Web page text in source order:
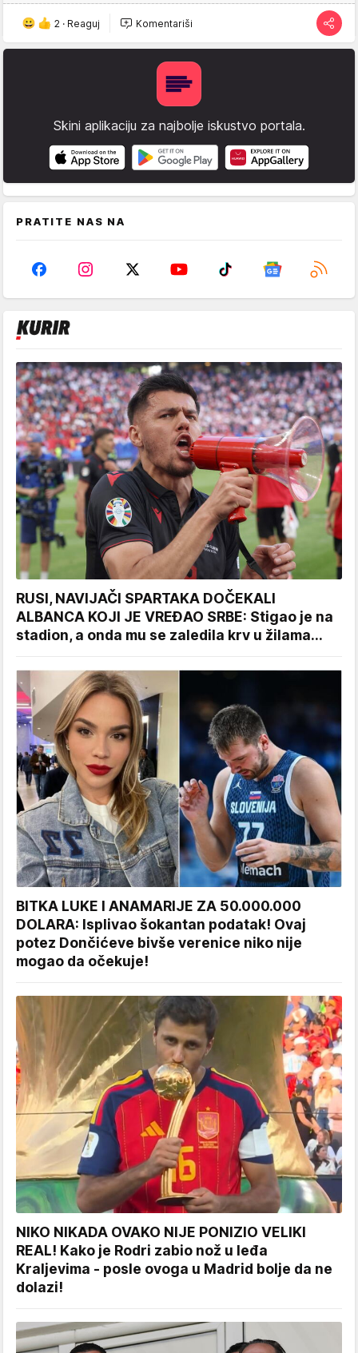
2 · Reaguj Komentariši
Skini aplikaciju za najbolje iskustvo portala.
PRATITE NAS NA
RUSI, NAVIJAČI SPARTAKA DOČEKALI
ALBANCA KOJI JE VREĐAO SRBE: Stigao je na
stadion, a onda mu se zaledila krv u žilama...
BITKA LUKE I ANAMARIJE ZA 50.000.000
DOLARA: Isplivao šokantan podatak! Ovaj
potez Dončićeve bivše verenice niko nije
mogao da očekuje!
NIKO NIKADA OVAKO NIJE PONIZIO VELIKI
REAL! Kako je Rodri zabio nož u leđa
Kraljevima - posle ovoga u Madrid bolje da ne
dolazi!